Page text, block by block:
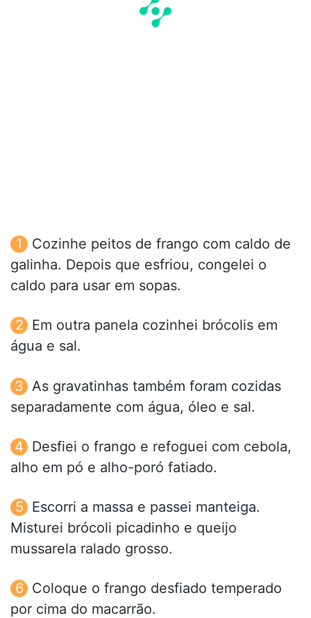
Cozinhe peitos de frango com caldo de
galinha. Depois que esfriou, congelei o
caldo para usar em sopas.
Em outra panela cozinhei brócolis em
água e sal.
As gravatinhas também foram cozidas
separadamente com água, óleo e sal.
Desfiei o frango e refoguei com cebola,
alho em pó e alho-poró fatiado.
Escorri a massa e passei manteiga.
Misturei brócoli picadinho e queijo
mussarela ralado grosso.
Coloque o frango desfiado temperado
por cima do macarrão.